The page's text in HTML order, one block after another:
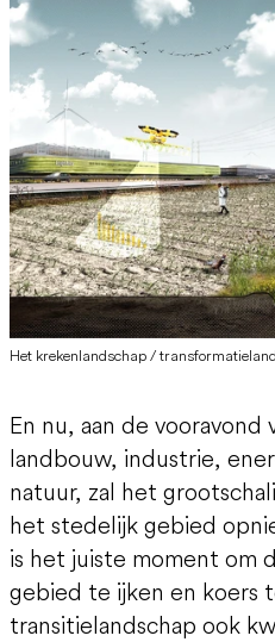
Het krekenlandschap /
En nu, aan de vooravond
landbouw, industrie,
natuur, zal het
het stedelijk gebied
is het juiste moment om
gebied te ijken en koers
transitielandschap ook